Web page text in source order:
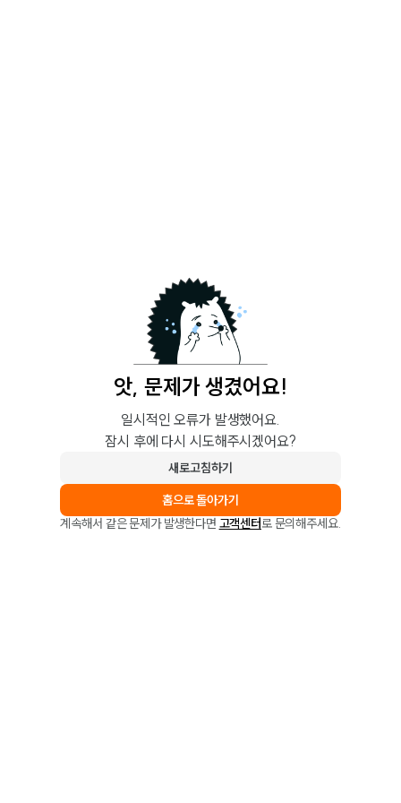
앗, 문제가 생겼어요!
일시적인 오류가 발생했어요.
잠시 후에 다시 시도해주시겠어요?
새로고침하기
홈으로 돌아가기
계속해서 같은 문제가 발생한다면 고객센터로 문의해주세요.